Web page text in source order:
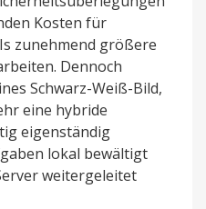
Kosten für
zunehmend größere
Dennoch
Schwarz-Weiß-Bild,
eine hybride
eigenständig
lokal bewältigt
weitergeleitet